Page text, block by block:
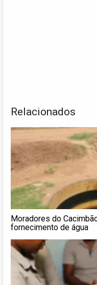
Relacionados
Moradores do
fornecimento de água